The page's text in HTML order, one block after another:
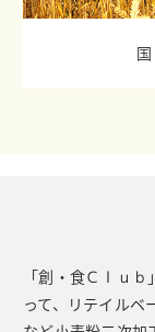
「創・食Ｃｌｕ
って、
リテイルベ